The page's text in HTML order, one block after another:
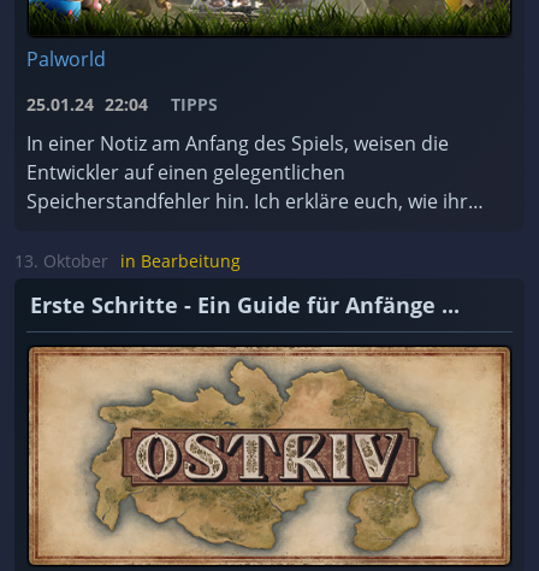
Palworld
25.01.24 22:04 TIPPS
In einer Notiz am Anfang des Spiels, weisen die
Entwickler auf einen gelegentlichen
Speicherstandfehler hin. Ich erkläre euch, wie ihr
achten müsst. ...
13. Oktober in Bearbeitung
Erste Schritte - Ein Guide für Anfänge ...